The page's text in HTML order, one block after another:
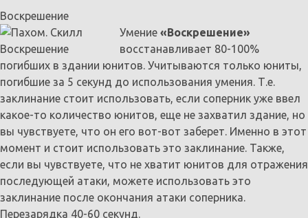
Воскрешение
Умение «Воскрешение»
восстанавливает 80-100%
погибших в здании юнитов. Учитываются только юниты,
погибшие за 5 секунд до использования умения. Т.е.
заклинание стоит использовать, если соперник уже ввел
какое-то количество юнитов, еще не захватил здание, но
вы чувствуете, что он его вот-вот заберет. Именно в этот
момент и стоит использовать это заклинание. Также,
если вы чувствуете, что не хватит юнитов для отражения
последующей атаки, можете использовать это
заклинание после окончания атаки соперника.
Перезарядка 40-60 секунд.